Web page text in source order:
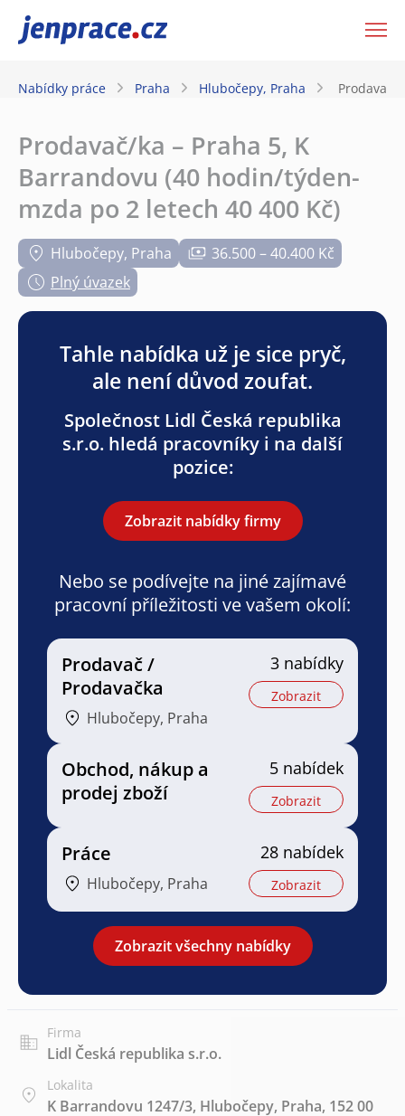
JenPráce.cz
Nabídky práce Praha Hlubočepy, Praha Prodavač/
Prodavač/ka – Praha 5, K
Barrandovu (40 hodin/týden-
mzda po 2 letech 40 400 Kč)
Hlubočepy, Praha
36.500 – 40.400 Kč
Plný úvazek
Tahle nabídka už je sice pryč,
ale není důvod zoufat.
Společnost Lidl Česká republika
s.r.o. hledá pracovníky i na další
pozice:
Zobrazit nabídky firmy
Nebo se podívejte na jiné zajímavé
pracovní příležitosti ve vašem okolí:
Prodavač /
Prodavačka
Hlubočepy, Praha
3 nabídky
Zobrazit
Obchod, nákup a
prodej zboží
5 nabídek
Zobrazit
Práce
Hlubočepy, Praha
28 nabídek
Zobrazit
Zobrazit všechny nabídky
Firma
Lidl Česká republika s.r.o.
Lokalita
K Barrandovu 1247/3, Hlubočepy, Praha, 152 00